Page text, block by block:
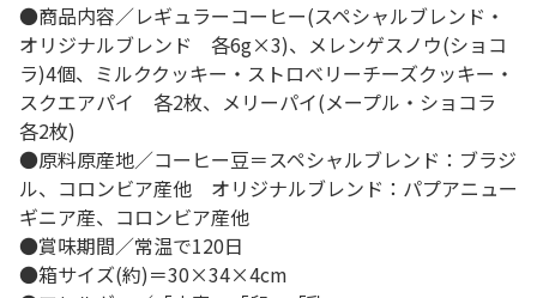
●商品内容／レギュラーコーヒー(スペシャルブレンド・
オリジナルブレンド 各6g×3)、メレンゲスノウ(ショコ
ラ)4個、ミルククッキー・ストロベリーチーズクッキー・
スクエアパイ 各2枚、メリーパイ(メープル・ショコラ
各2枚)
●原料原産地／コーヒー豆＝スペシャルブレンド：ブラジ
ル、コロンビア産他 オリジナルブレンド：パプアニュー
ギニア産、コロンビア産他
●賞味期間／常温で120日
●箱サイズ(約)＝30×34×4cm